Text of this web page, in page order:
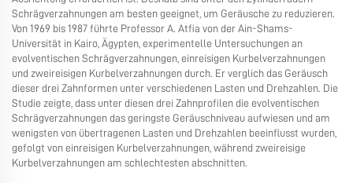
Schrägverzahnungen am besten geeignet, um Geräusche zu reduzieren.
Von 1969 bis 1987 führte Professor A. Atfia von der Ain-Shams-
Universität in Kairo, Ägypten, experimentelle Untersuchungen an
evolventischen Schrägverzahnungen, einreisigen Kurbelverzahnungen
und zweireisigen Kurbelverzahnungen durch. Er verglich das Geräusch
dieser drei Zahnformen unter verschiedenen Lasten und Drehzahlen. Die
Studie zeigte, dass unter diesen drei Zahnprofilen die evolventischen
Schrägverzahnungen das geringste Geräuschniveau aufwiesen und am
wenigsten von übertragenen Lasten und Drehzahlen beeinflusst wurden,
gefolgt von einreisigen Kurbelverzahnungen, während zweireisige
Kurbelverzahnungen am schlechtesten abschnitten.